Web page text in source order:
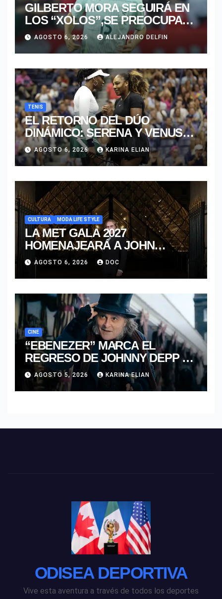
GILBERTO MORA SEGUIRÁ EN
LOS “XOLOS”,SE PREOCUPA
MÁS POR JUGAR EN SU
EQUIPO.
AGOSTO 6, 2026 ALEJANDRO DELFIN
TENIS
EL RETORNO DEL DÚO
DINÁMICO: SERENA Y VENUS
WILLIAMS DISPUTARÁN LOS
DOBLES EN CINCINNATI 2026
AGOSTO 6, 2026 KARINA ELIAN
CULTURA MODA LIFE STYLE
LA MET GALA 2027
HOMENAJEARÁ A JOHN
GALLIANO MARCANDO EL
REGRESO DEL REY DEL
DRAMATISMO
AGOSTO 6, 2026 DOC
CINE
“EBENEZER” MARCA EL
REGRESO DE JOHNNY DEPP A
HOLLYWOOD TRAS SU PASO
POR EL CINE INDEPENDIENTE
EUROPEO
AGOSTO 5, 2026 KARINA ELIAN
ODISEA DEPORTIVA
Vive esta aventura a través de todos los deportes